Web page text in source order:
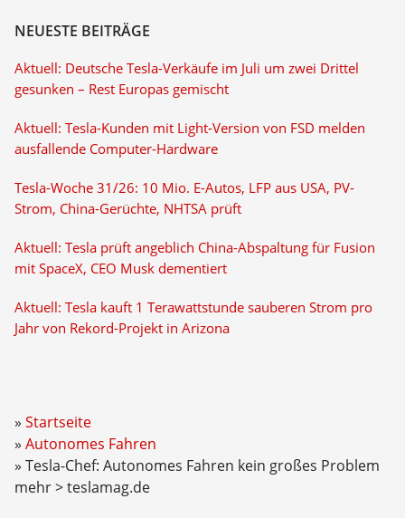
NEUESTE BEITRÄGE
Aktuell: Deutsche Tesla-Verkäufe im Juli um zwei Drittel
gesunken – Rest Europas gemischt
Aktuell: Tesla-Kunden mit Light-Version von FSD melden
ausfallende Computer-Hardware
Tesla-Woche 31/26: 10 Mio. E-Autos, LFP aus USA, PV-
Strom, China-Gerüchte, NHTSA prüft
Aktuell: Tesla prüft angeblich China-Abspaltung für Fusion
mit SpaceX, CEO Musk dementiert
Aktuell: Tesla kauft 1 Terawattstunde sauberen Strom pro
Jahr von Rekord-Projekt in Arizona
Startseite
Autonomes Fahren
Tesla-Chef: Autonomes Fahren kein großes Problem
mehr > teslamag.de